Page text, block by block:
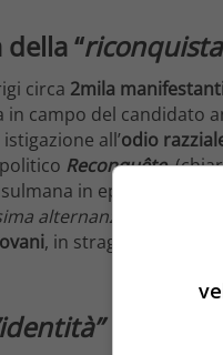
“riconquista
circa 2mila
campo del candidato
all’odio
Reconquête,
in epoca
alternanza ma l’inizio
, in stragrande